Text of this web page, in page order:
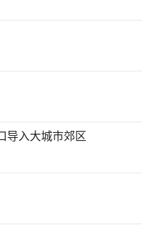
导入大城市郊区